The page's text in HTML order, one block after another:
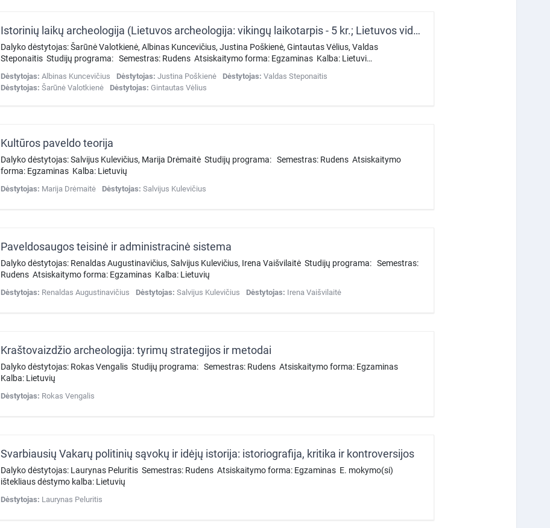
Istorinių laikų archeologija (Lietuvos archeologija: vikingų laikotarpis - 5 kr.; Lietuvos viduramžių archeologija - 5 kr.; Lietuvos naujųjų laikų archeologija - 3 kr.; Tiriamasis referatas - 2 kr.)
Dalyko dėstytojas: Šarūnė Valotkienė, Albinas Kuncevičius, Justina Poškienė, Gintautas Vėlius, Valdas
Steponaitis Studijų programa: Semestras: Rudens Atsiskaitymo forma: Egzaminas Kalba: Lietuvi…
Dėstytojas: Albinas Kuncevičius Dėstytojas: Justina Poškienė Dėstytojas: Valdas Steponaitis
Dėstytojas: Šarūnė Valotkienė Dėstytojas: Gintautas Vėlius
Kultūros paveldo teorija
Dalyko dėstytojas: Salvijus Kulevičius, Marija Drėmaitė Studijų programa: Semestras: Rudens Atsiskaitymo
forma: Egzaminas Kalba: Lietuvių
Dėstytojas: Marija Drėmaitė Dėstytojas: Salvijus Kulevičius
Paveldosaugos teisinė ir administracinė sistema
Dalyko dėstytojas: Renaldas Augustinavičius, Salvijus Kulevičius, Irena Vaišvilaitė Studijų programa: Semestras:
Rudens Atsiskaitymo forma: Egzaminas Kalba: Lietuvių
Dėstytojas: Renaldas Augustinavičius Dėstytojas: Salvijus Kulevičius Dėstytojas: Irena Vaišvilaitė
Kraštovaizdžio archeologija: tyrimų strategijos ir metodai
Dalyko dėstytojas: Rokas Vengalis Studijų programa: Semestras: Rudens Atsiskaitymo forma: Egzaminas
Kalba: Lietuvių
Dėstytojas: Rokas Vengalis
Svarbiausių Vakarų politinių sąvokų ir idėjų istorija: istoriografija, kritika ir kontroversijos
Dalyko dėstytojas: Laurynas Peluritis Semestras: Rudens Atsiskaitymo forma: Egzaminas E. mokymo(si)
ištekliaus dėstymo kalba: Lietuvių
Dėstytojas: Laurynas Peluritis